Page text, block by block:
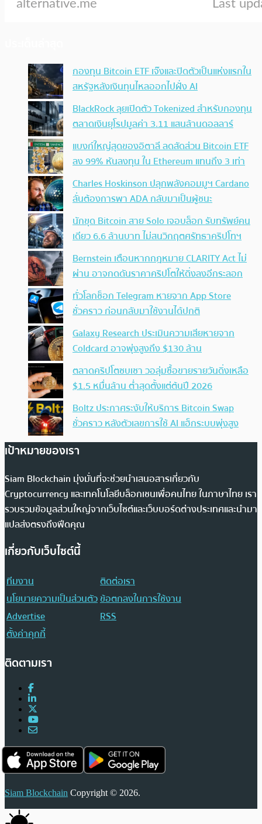
กองทุน Bitcoin ETF เจ๊งและปิดตัวเป็นแห่งแรกใน
สหรัฐหลังเงินทุนไหลออกไปฝั่ง AI
BlackRock ลุยเปิดตัว Tokenized สำหรับกองทุน
ตลาดเงินยุโรปมูลค่า 3.11 แสนล้านดอลลาร์
แบงก์ใหญ่สุดของอิตาลี ลดสัดส่วน Bitcoin ETF
ลง 99% หันลงทุน ใน Ethereum แทนถึง 3 เท่า
Charles Hoskinson ปลุกพลังคอมมูฯ Cardano
ลั่นต้องการพา ADA กลับมาเป็นผู้ชนะ
นักขุด Bitcoin สาย Solo เจอบล็อก รับทรัพย์คน
เดียว 6.6 ล้านบาท ไม่สนวิกฤตศรัทธาคริปโทฯ
Bernstein เตือนหากกฎหมาย CLARITY Act ไม่
ผ่าน อาจกดดันราคาคริปโตให้ดิ่งลงอีกระลอก
ทั่วโลกช็อก Telegram หายจาก App Store
ชั่วคราว ก่อนกลับมาใช้งานได้ปกติ
Galaxy Research ประเมินความเสียหายจาก
Coldcard อาจพุ่งสูงถึง $130 ล้าน
ตลาดคริปโตซบเซา วอลุ่มซื้อขายรายวันดิ่งเหลือ
$1.5 หมื่นล้าน ต่ำสุดตั้งแต่ต้นปี 2026
Boltz ประกาศระงับให้บริการ Bitcoin Swap
ชั่วคราว หลังตัวเลขการใช้ AI แฮ็กระบบพุ่งสูง
เป้าหมายของเรา
Siam Blockchain มุ่งมั่นที่จะช่วยนำเสนอสารเกี่ยวกับ
Cryptocurrency และเทคโนโลยีบล็อกเชนเพื่อคนไทย ในภาษาไทย เรา
รวบรวมข้อมูลส่วนใหญ่จากเว็บไซต์และเว็บบอร์ดต่างประเทศและนำมา
แปลส่งตรงถึงฟีดคุณ
เกี่ยวกับเว็บไซต์นี้
ทีมงาน
ติดต่อเรา
นโยบายความเป็นส่วนตัวข้อตกลงในการใช้งาน
Advertise
RSS
ตั้งค่าคุกกี้
ติดตามเรา
Siam Blockchain Copyright © 2026.